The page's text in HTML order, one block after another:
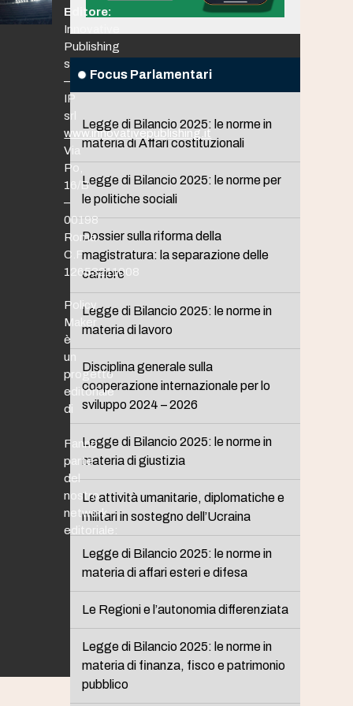
Focus Parlamentari
Legge di Bilancio 2025: le norme in
materia di Affari costituzionali
Legge di Bilancio 2025: le norme per
le politiche sociali
Dossier sulla riforma della
magistratura: la separazione delle
carriere
Legge di Bilancio 2025: le norme in
materia di lavoro
Disciplina generale sulla
cooperazione internazionale per lo
sviluppo 2024 – 2026
Legge di Bilancio 2025: le norme in
materia di giustizia
Le attività umanitarie, diplomatiche e
militari in sostegno dell’Ucraina
Legge di Bilancio 2025: le norme in
materia di affari esteri e difesa
Le Regioni e l’autonomia differenziata
Legge di Bilancio 2025: le norme in
materia di finanza, fisco e patrimonio
pubblico
Editore:
Innovative
Publishing
srl
–
IP
srl
www.innovativepublishing.it
Via
Po,
16/B
–
00198
Roma
C.F.
12653211008
Policy
Maker
è
un
progetto
editoriale
di
Fanno
parte
del
nostro
network
editoriale: